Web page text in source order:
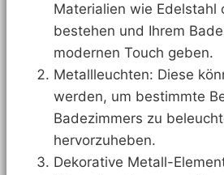
Materialien wie Edelstahl
bestehen und Ihrem
modernen Touch geben.
Metallleuchten: Diese
werden, um bestimmte
Badezimmers zu
hervorzuheben.
Dekorative Metall-